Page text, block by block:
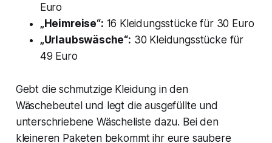
Euro
„Heimreise“: 16 Kleidungsstücke für 30 Euro
„Urlaubswäsche“: 30 Kleidungsstücke für
49 Euro
Gebt die schmutzige Kleidung in den
Wäschebeutel und legt die ausgefüllte und
unterschriebene Wäscheliste dazu. Bei den
kleineren Paketen bekommt ihr eure saubere